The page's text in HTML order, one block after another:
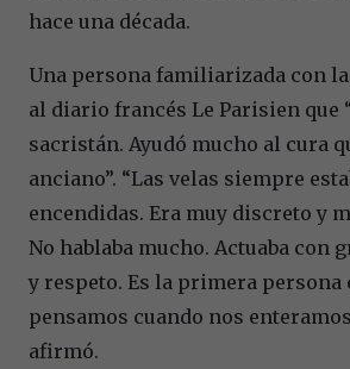
hace una década.
Una persona familiarizada con
al diario francés Le Parisien que
sacristán. Ayudó mucho al cura
anciano”. “Las velas siempre
encendidas. Era muy discreto y
No hablaba mucho. Actuaba con
y respeto. Es la primera persona
pensamos cuando nos
afirmó.